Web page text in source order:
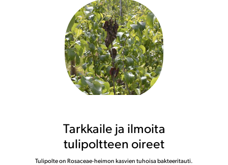
Tarkkaile ja ilmoita
tulipoltteen oireet
Tulipolte on Rosaceae-heimon kasvien tuhoisa bakteeritauti.